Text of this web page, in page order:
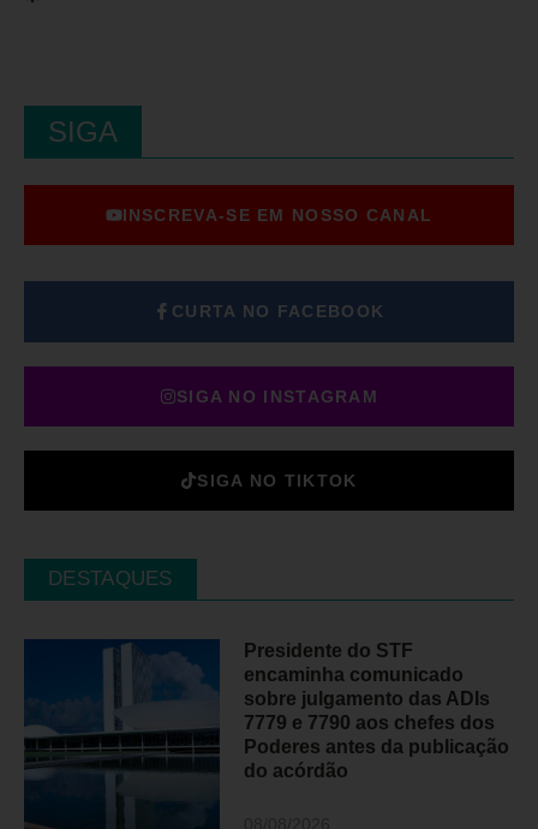
SIGA
INSCREVA-SE EM NOSSO CANAL
CURTA NO FACEBOOK
SIGA NO INSTAGRAM
SIGA NO TIKTOK
DESTAQUES
Presidente do STF
encaminha comunicado
sobre julgamento das ADIs
7779 e 7790 aos chefes dos
Poderes antes da publicação
do acórdão